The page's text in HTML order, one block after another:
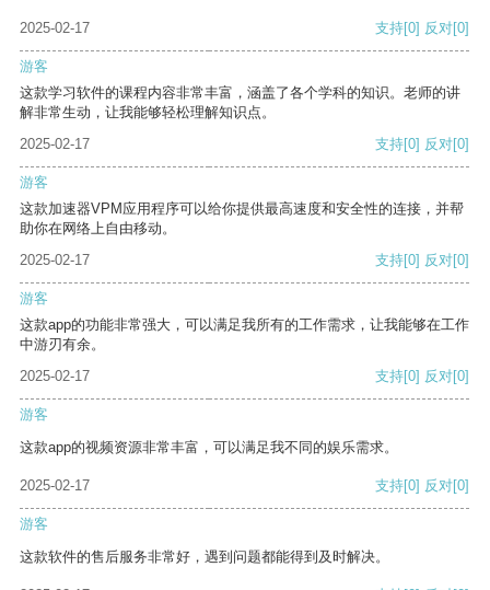
2025-02-17 支持[0] 反对[0]
游客
这款学习软件的课程内容非常丰富，涵盖了各个学科的知识。老师的讲
解非常生动，让我能够轻松理解知识点。
2025-02-17
支持[0] 反对[0]
游客
这款加速器VPM应用程序可以给你提供最高速度和安全性的连接，并帮
助你在网络上自由移动。
2025-02-17
支持[0] 反对[0]
游客
这款app的功能非常强大，可以满足我所有的工作需求，让我能够在工作
中游刃有余。
2025-02-17
支持[0] 反对[0]
游客
这款app的视频资源非常丰富，可以满足我不同的娱乐需求。
2025-02-17 支持[0] 反对[0]
游客
这款软件的售后服务非常好，遇到问题都能得到及时解决。